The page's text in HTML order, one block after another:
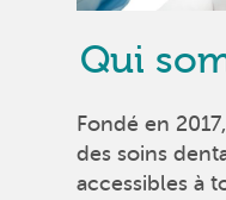
Qui
Fondé en
des soins
accessibles à